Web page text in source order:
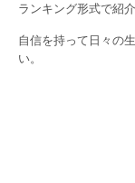
ランキング形式で紹介
自信を持って日々の
い。